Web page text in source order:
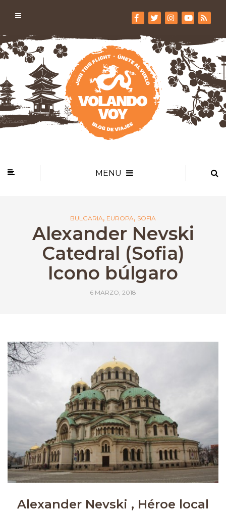
MENU
BULGARIA, EUROPA, SOFIA
Alexander Nevski
Catedral (Sofia)
Icono búlgaro
6 MARZO, 2018
Alexander Nevski , Héroe local